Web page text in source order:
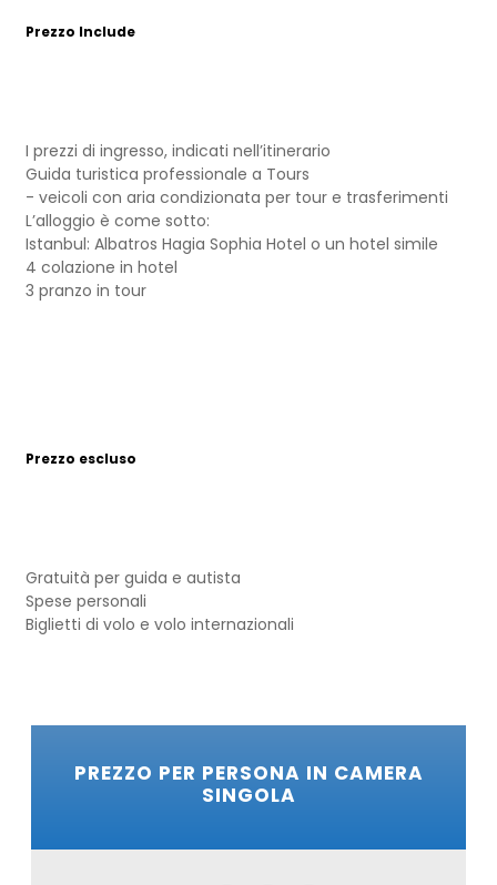
Prezzo Include
I prezzi di ingresso, indicati nell’itinerario
Guida turistica professionale a Tours
- veicoli con aria condizionata per tour e trasferimenti
L’alloggio è come sotto:
Istanbul: Albatros Hagia Sophia Hotel o un hotel simile
4 colazione in hotel
3 pranzo in tour
Prezzo escluso
Gratuità per guida e autista
Spese personali
Biglietti di volo e volo internazionali
PREZZO PER PERSONA IN CAMERA
SINGOLA